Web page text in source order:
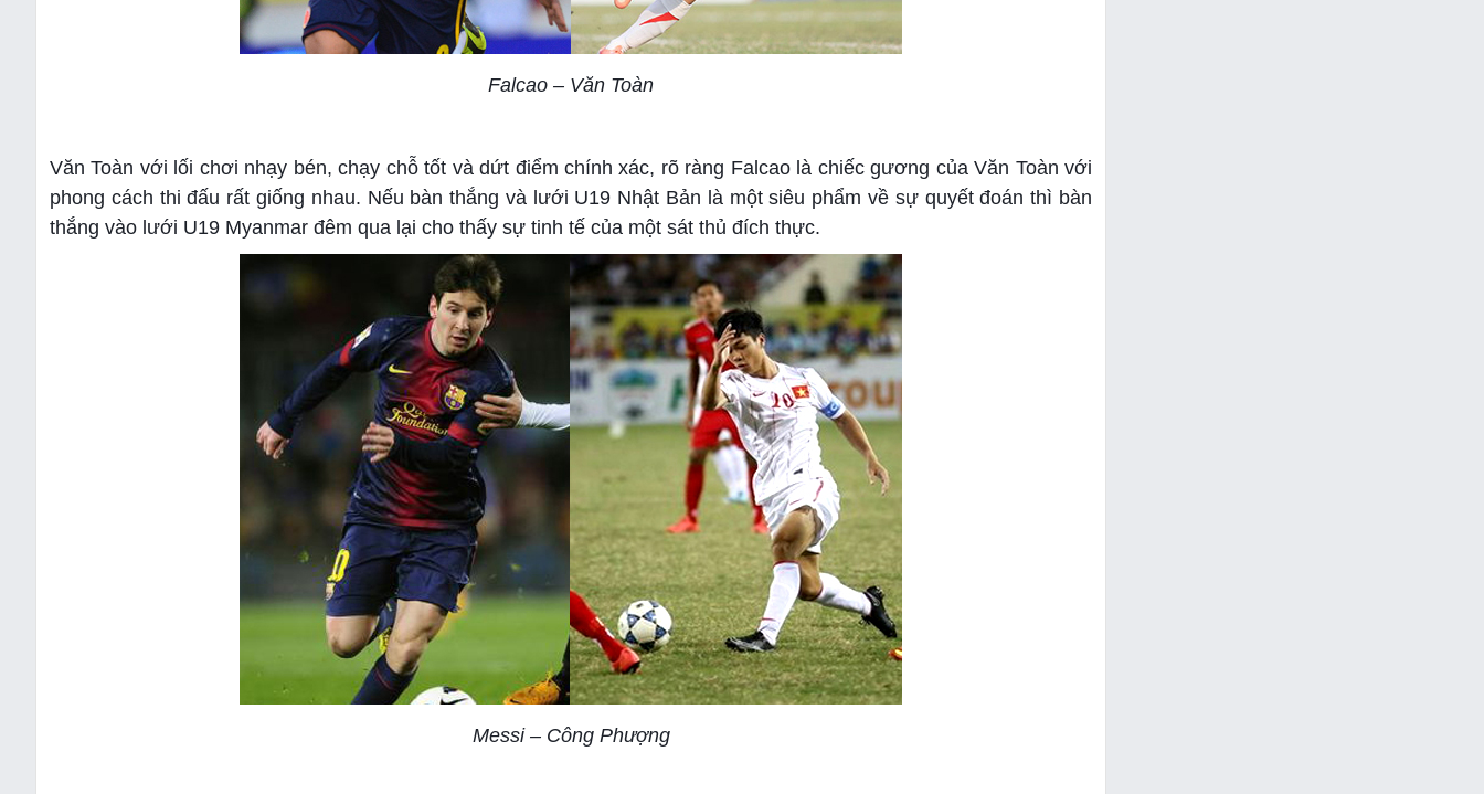
Falcao – Văn Toàn
Văn Toàn với lối chơi nhạy bén, chạy chỗ tốt và dứt điểm chính xác, rõ ràng Falcao là chiếc gương của Văn Toàn với
phong cách thi đấu rất giống nhau. Nếu bàn thắng và lưới U19 Nhật Bản là một siêu phẩm về sự quyết đoán thì bàn
thắng vào lưới U19 Myanmar đêm qua lại cho thấy sự tinh tế của một sát thủ đích thực.
Messi – Công Phượng